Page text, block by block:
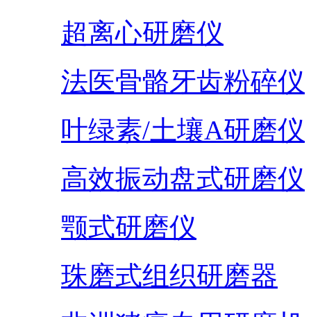
超离心研磨仪
法医骨骼牙齿粉碎仪
叶绿素/土壤A研磨仪
高效振动盘式研磨仪
颚式研磨仪
珠磨式组织研磨器